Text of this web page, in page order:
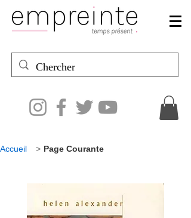
Accueil > Page Courante